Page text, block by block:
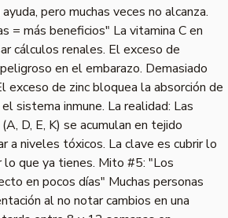
pero muchas veces no alcanza.
= más beneficios" La vitamina C en
cálculos renales. El exceso de
en el embarazo. Demasiado
exceso de zinc bloquea la absorción de
sistema inmune. La realidad: Las
D, E, K) se acumulan en tejido
a niveles tóxicos. La clave es cubrir lo
que ya tienes. Mito #5: "Los
en pocos días" Muchas personas
al no notar cambios en una